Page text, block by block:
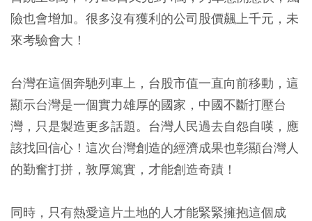
險也會增加。很多沒有獲利的公司股價飆上千元，未
來考驗會大！
台灣在這個奔馳列車上，台股市值一直向前移動，這
顯示台灣是一個實力雄厚的國家，中國不斷打壓台
灣，只是製造更多話題。台灣人民過去自怨自嘆，應
該找回信心！這次台灣創造的經濟成果也彰顯台灣人
的勤奮打拼，敦厚篤實，才能創造奇蹟！
同時，只有熱愛這片土地的人才能緊緊擁抱這個成